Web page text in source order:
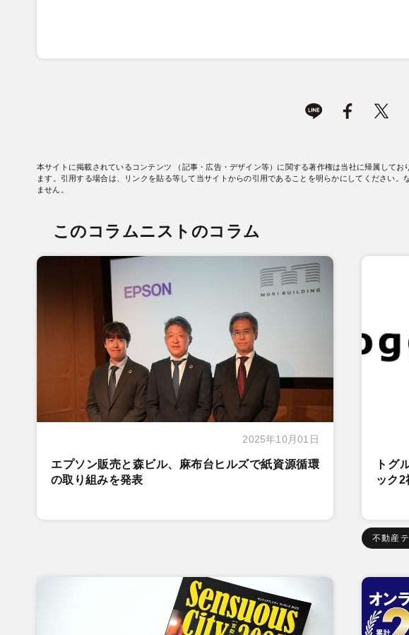
本サイトに掲載されているコンテンツ （記事・広告・デザイン等）に関する著作権は当社に帰属して
ます。引用する場合は、リンクを貼る等して当サイトからの引用であることを明らかにしてください
ません。
このコラムニストのコラム
2025年10月01日
エプソン販売と森ビル、麻布台ヒルズで紙資源循環
の取り組みを発表
トグ
ック2
不動産